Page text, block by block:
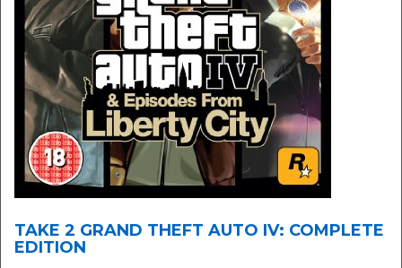
TAKE 2 GRAND THEFT AUTO IV: COMPLETE
EDITION